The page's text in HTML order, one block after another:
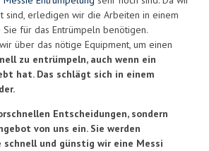
sind, erledigen wir die Arbeiten in einem
für das Entrümpeln benötigen.
über das nötige Equipment, um einen
zu entrümpeln, auch wenn ein
hat. Das schlägt sich in einem
Entscheidungen, sondern
von uns ein. Sie werden
schnell und günstig wir eine Messi